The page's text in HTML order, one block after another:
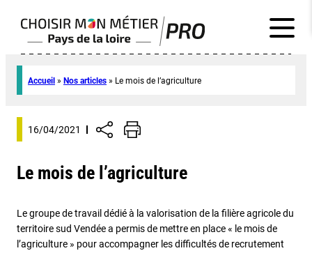
Accueil » Nos articles » Le mois de l’agriculture
16/04/2021
Le mois de l’agriculture
Le groupe de travail dédié à la valorisation de la filière agricole du
territoire sud Vendée a permis de mettre en place « le mois de
l’agriculture » pour accompagner les difficultés de recrutement